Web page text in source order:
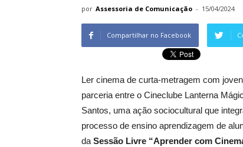
por Assessoria de Comunicação - 15/04/2024
Compartilhar no Facebook
Ler cinema de curta-metragem com
parceria entre o Cineclube Lanterna
Santos, uma ação sociocultural que
processo de ensino aprendizagem de
da Sessão Livre “Aprender com